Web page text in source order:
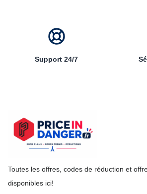
Support 24/7
Toutes les offres, codes de réduction et
disponibles ici!